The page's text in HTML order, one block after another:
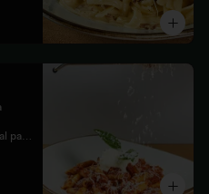
pan